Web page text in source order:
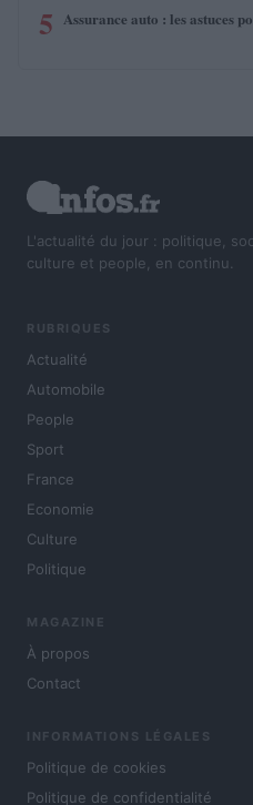
5 Assurance auto : les astuces
L'actualité du jour : politique,
culture et people, en continu.
RUBRIQUES
Actualité
Automobile
People
Sport
France
Economie
Culture
Politique
MAGAZINE
À propos
Contact
INFORMATIONS LÉGALES
Politique de cookies
Politique de confidentialité